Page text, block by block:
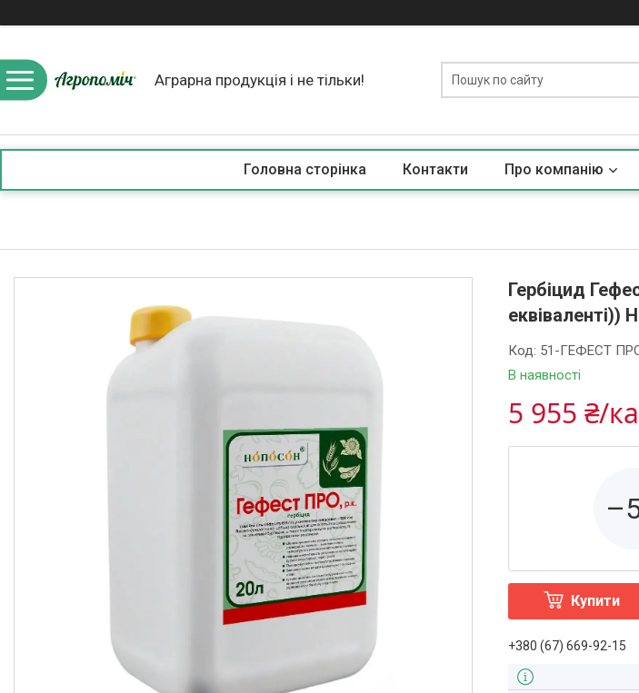
Аграрна продукція і не тільки!
Головна сторінка Контакти Про компанію
Гербіцид
В наявності
Код: 51-ГЕФЕСТ
5 955 ₴/
Купити
+380 (67) 669-92-15